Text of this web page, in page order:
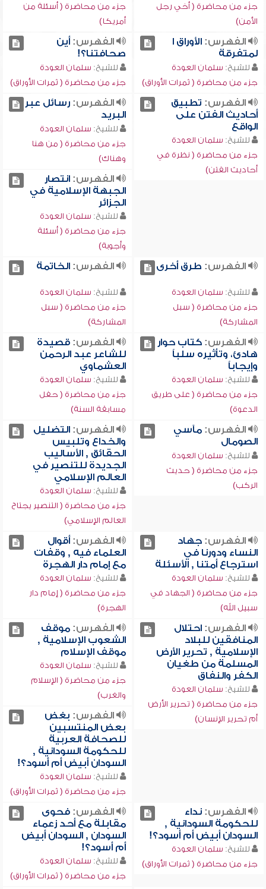
جزء من محاضرة ( أخي رجل
الأمن)
جزء من محاضرة ( أسئلة من
أمريكا)
الفهرس:الأوراق ا
لمتفرقة
للشيخ: سلمان العودة
جزء من محاضرة ( ثمرات الأوراق)
الفهرس:أين
صحافتنا؟!
للشيخ: سلمان العودة
جزء من محاضرة ( ثمرات الأوراق)
الفهرس: تطبيق
أحاديث الفتن على
الواقع
للشيخ: سلمان العودة
جزء من محاضرة ( نظرة في
أحاديث الفتن)
الفهرس:رسائل عبر
البريد
للشيخ: سلمان العودة
جزء من محاضرة ( من هنا
وهناك)
الفهرس:انتصار
الجبهة الإسلامية في
الجزائر
للشيخ: سلمان العودة
جزء من محاضرة ( أسئلة
وأجوبة)
الفهرس: طرق أخرى
للشيخ: سلمان العودة
جزء من محاضرة ( سبل
المشاركة)
الفهرس:الخاتمة
للشيخ: سلمان العودة
جزء من محاضرة ( سبل
المشاركة)
الفهرس:كتاب حوار
هادئ، وتأثيره سلباً
وإيجاباً
للشيخ: سلمان العودة
جزء من محاضرة ( على طريق
الدعوة)
الفهرس:قصيدة
للشاعر عبد الرحمن
العشماوي
للشيخ: سلمان العودة
جزء من محاضرة ( حفل
مسابقة السنة)
الفهرس:مآسي
الصومال
للشيخ: سلمان العودة
جزء من محاضرة ( حديث
الركب)
الفهرس:التضليل
والخداع وتلبيس
الحقائق , الأساليب
الجديدة للتنصير في
العالم الإسلامي
للشيخ: سلمان العودة
جزء من محاضرة ( التنصير يجتاح
العالم الإسلامي)
الفهرس:جهاد
النساء ودورنا في
استرجاع أمتنا , الأسئلة
للشيخ: سلمان العودة
جزء من محاضرة ( الجهاد في
سبيل الله)
الفهرس:أقوال
العلماء فيه , وقفات
مع إمام دار الهجرة
للشيخ: سلمان العودة
جزء من محاضرة ( إمام دار
الهجرة)
الفهرس:احتلال
المنافقين للبلاد
الإسلامية , تحرير الأرض
المسلمة من طغيان
الكفر والنفاق
للشيخ: سلمان العودة
جزء من محاضرة ( تحرير الأرض
أم تحرير الإنسان)
الفهرس:موقف
الشعوب الإسلامية ,
موقف الإسلام
للشيخ: سلمان العودة
جزء من محاضرة ( الإسلام
والغرب)
الفهرس: بغض
بعض المنتسبين
للصحافة العربية
للحكومة السودانية ,
السودان أبيض أم أسود؟!
للشيخ: سلمان العودة
جزء من محاضرة ( ثمرات الأوراق)
الفهرس:نداء
للحكومة السودانية ,
السودان أبيض أم أسود؟!
للشيخ: سلمان العودة
جزء من محاضرة ( ثمرات الأوراق)
الفهرس:فحوى
مقابلة مع أحد زعماء
السودان , السودان أبيض
أم أسود؟!
للشيخ: سلمان العودة
جزء من محاضرة ( ثمرات الأوراق)